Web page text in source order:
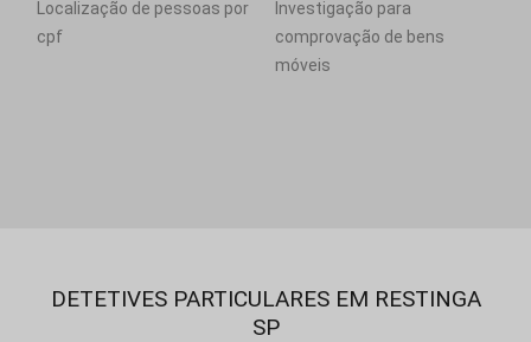
Localização de pessoas por
cpf
Investigação para
comprovação de bens
móveis
DETETIVES PARTICULARES EM RESTINGA
SP